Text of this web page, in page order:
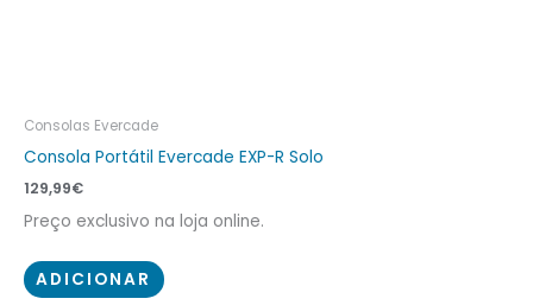
Consolas Evercade
Consola Portátil Evercade EXP-R Solo
129,99€
Preço exclusivo na loja online.
ADICIONAR